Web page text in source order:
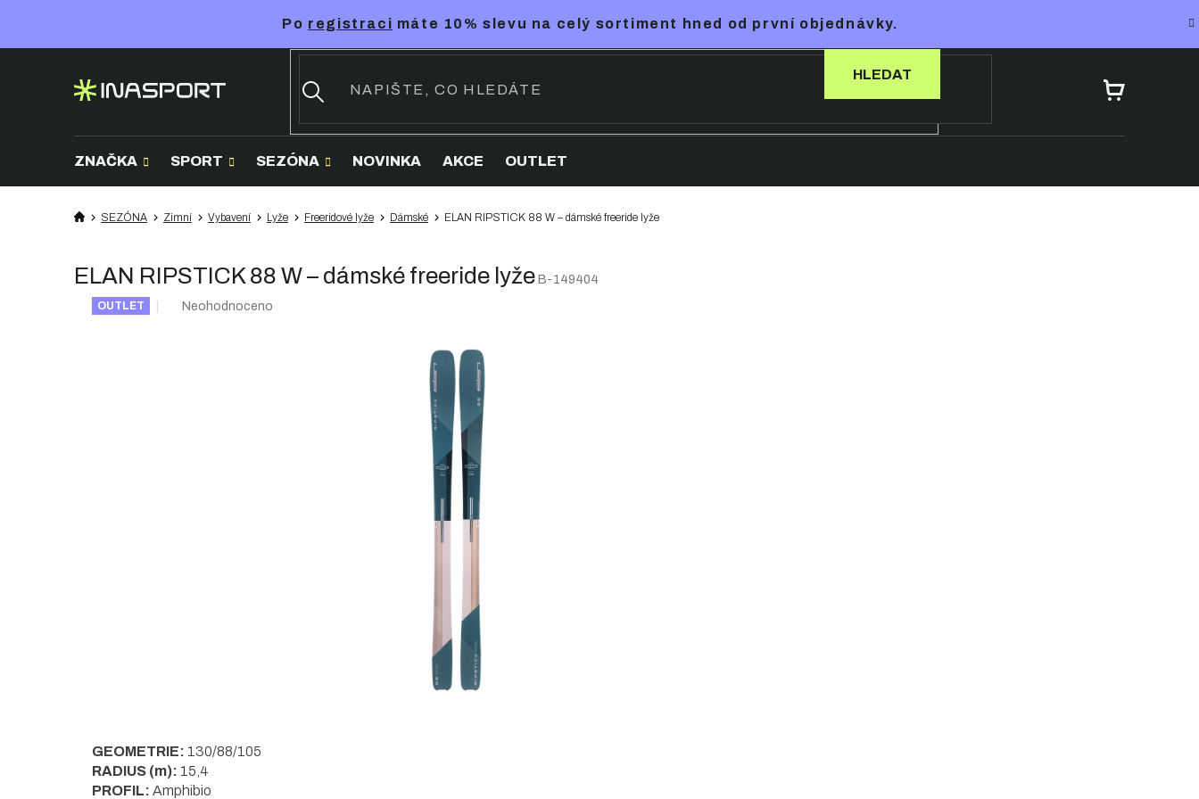
Po registraci máte 10% slevu na celý sortiment hned od první objednávky.
HLEDAT
NÁKUPNÍ
ZNAČKA SPORT SEZÓNA NOVINKA AKCE OUTLET
SEZÓNA Zimní Vybavení Lyže Freeridové lyže Dámské ELAN RIPSTICK 88 W – dámské freeride lyže
ELAN RIPSTICK 88 W – dámské freeride lyže B-149404
OUTLET
Průměrné
Neohodnoceno
GEOMETRIE: 130/88/105
RADIUS (m): 15,4
PROFIL: Amphibio